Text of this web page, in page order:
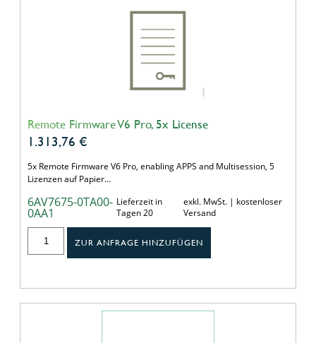
Remote Firmware V6 Pro, 5x License
1.313,76 €
5x Remote Firmware V6 Pro, enabling APPS and Multisession, 5
Lizenzen auf Papier…
6AV7675-0TA00-
0AA1
Lieferzeit in
Tagen 20
exkl. MwSt. | kostenloser
Versand
ZUR ANFRAGE HINZUFÜGEN